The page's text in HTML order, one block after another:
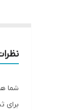
شما
برای